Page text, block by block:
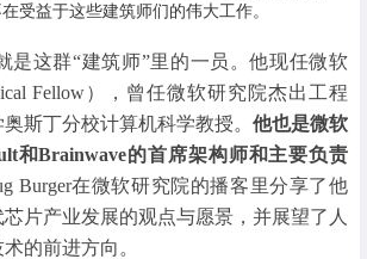
受益于这些建筑师们的伟大工作。
是这群“建筑师”里的一员。他现任微软
Fellow），曾任微软研究院杰出工程
斯丁分校计算机科学教授。 他也是微软
和Brainwave的首席架构师和主要负责
Burger在微软研究院的播客里分享了他
片产业发展的观点与愿景，并展望了人
的前进方向。